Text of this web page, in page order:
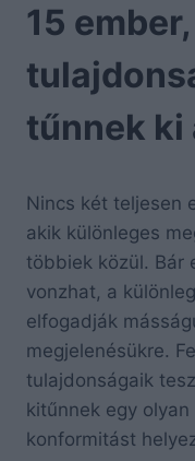
15
tűnnek ki
Nincs két teljesen
akik különleges
többiek közül. Bár
vonzhat, a
elfogadják
megjelenésükre.
tulajdonságaik
kitűnnek egy
konformitást